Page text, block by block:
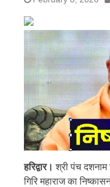
हरिद्वार। श्री पंच
गिरि महाराज का